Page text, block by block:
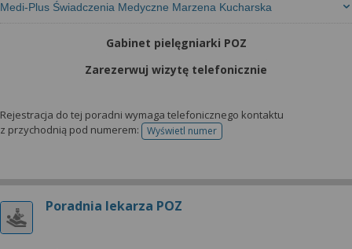
Medi-Plus Świadczenia Medyczne Marzena Kucharska
Gabinet pielęgniarki POZ
Zarezerwuj wizytę telefonicznie
Rejestracja do tej poradni wymaga telefonicznego kontaktu
z przychodnią pod numerem:
Wyświetl numertelefonu do rejestracji
Poradnia lekarza POZ